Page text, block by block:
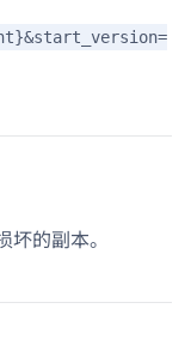
的副本。